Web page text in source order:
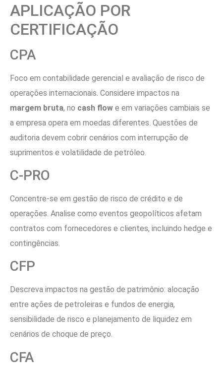
APLICAÇÃO POR
CERTIFICAÇÃO
CPA
Foco em contabilidade gerencial e avaliação de risco de
operações internacionais. Considere impactos na
margem bruta, no cash flow e em variações cambiais se
a empresa opera em moedas diferentes. Questões de
auditoria devem cobrir cenários com interrupção de
suprimentos e volatilidade de petróleo.
C-PRO
Concentre-se em gestão de risco de crédito e de
operações. Analise como eventos geopolíticos afetam
contratos com fornecedores e clientes, incluindo hedge e
contingências.
CFP
Descreva impactos na gestão de patrimônio: alocação
entre ações de petroleiras e fundos de energia,
sensibilidade de risco e planejamento de liquidez em
cenários de choque de preço.
CFA